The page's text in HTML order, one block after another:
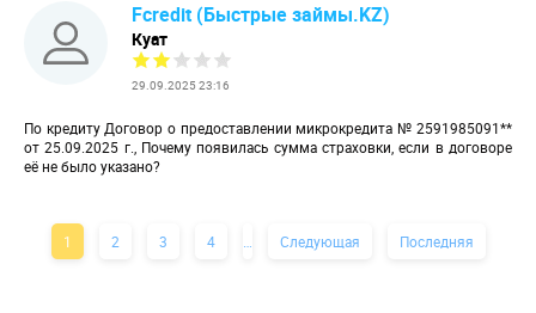
Fcredit (Быстрые займы.KZ)
Куат
29.09.2025 23:16
По кредиту Договор о предоставлении микрокредита № 2591985091**
от 25.09.2025 г., Почему появилась сумма страховки, если в договоре
её не было указано?
Нумерация
Текущая
1 Page
2 Page
3 Page
4
Следующая
Следующая
Последняя
Последняя